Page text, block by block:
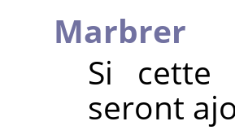
Marbrer
Si cette
seront